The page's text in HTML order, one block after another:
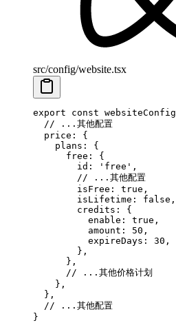
src/config/website.tsx
export const websiteConfig
  // ...其他配置
  price: {
    plans: {
      free: {
        id:
'free' ,
        // ...其他配置
        isFree:
true ,
        isLifetime:
false ,
        credits: {
          enable:
true ,
          amount:
50 ,
          expireDays:
30 ,
        },
      },
      // ...其他价格计划
    },
  },
  // ...其他配置
}